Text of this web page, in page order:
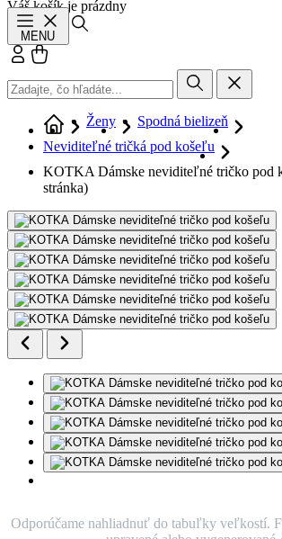
Váš košík je prázdny
MENU
Prihlásiť sa
Ženy
Spodná bielizeň
Neviditeľné tričká pod košeľu
KOTKA Dámske neviditeľné tričko pod
stránka)
Odporúčame nahliadnuť do tabuľky veľkostí.